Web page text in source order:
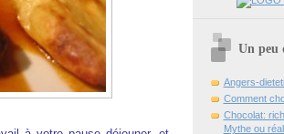
Un peu
Angers-
Comment
Chocolat:
Mythe ou